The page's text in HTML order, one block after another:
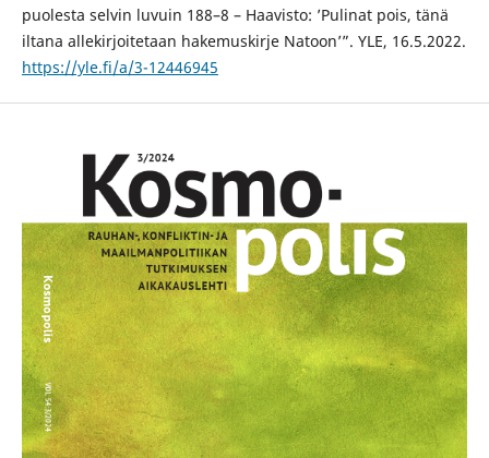
puolesta selvin luvuin 188–8 – Haavisto: ’Pulinat pois, tänä
iltana allekirjoitetaan hakemuskirje Natoon’”. YLE, 16.5.2022.
https://yle.fi/a/3-12446945